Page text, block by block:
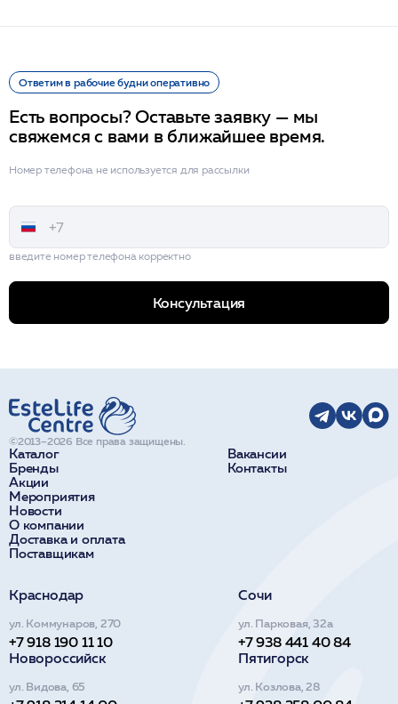
Ответим в рабочие будни оперативно
Есть вопросы? Оставьте заявку — мы
свяжемся с вами в ближайшее время.
Номер телефона не используется для рассылки
введите номер телефона корректно
Консультация
Каталог
Бренды
Акции
Мероприятия
Новости
О компании
Доставка и оплата
Поставщикам
Вакансии
Контакты
©2013–2026 Все права защищены.
Краснодар
ул. Коммунаров, 270
+7 918 190 11 10
Сочи
ул. Парковая, 32а
+7 938 441 40 84
Новороссийск
ул. Видова, 65
Пятигорск
ул. Козлова, 28